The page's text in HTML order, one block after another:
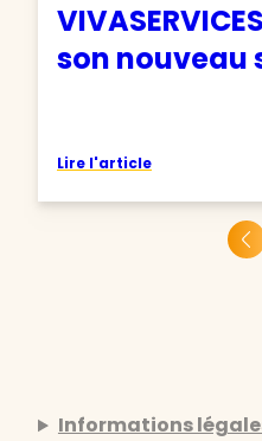
son nouveau
Lire l'article
Informations